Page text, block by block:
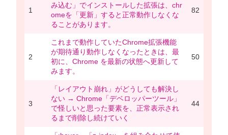
1
み込む」でインストールした拡張は、chr
omeを「更新」すると正常動作しなくな
ることがあります。
82
2
これまで動作していたChrome拡張機能
が期待通り動作しなくなったときは、最
初に、Chrome を最新の状態へ更新して
みます。
50
3
「レイアウト崩れ」がどうしても解決し
ない → Chrome「デベロッパーツール」
で怪しいと思った要素を、正常表示され
るまで削除し続けていく
44